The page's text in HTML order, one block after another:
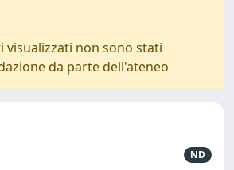
visualizzati non sono stati
da parte dell'ateneo
ND